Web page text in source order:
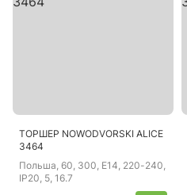
ТОРШЕР NOWODVORSKI ALICE
3464
Польша, 60, 300, E14, 220-240,
IP20, 5, 16.7